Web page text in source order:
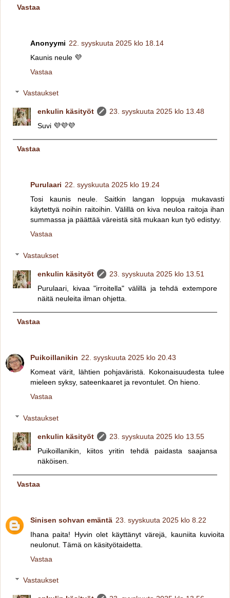
Vastaa
Anonyymi 22. syyskuuta 2025 klo 18.14
Kaunis neule 💜
Vastaa
Vastaukset
enkulin käsityöt
23. syyskuuta 2025 klo 13.48
Suvi 💜💜💜
Vastaa
Purulaari 22. syyskuuta 2025 klo 19.24
Tosi kaunis neule. Saitkin langan loppuja mukavasti
käytettyä noihin raitoihin. Välillä on kiva neuloa raitoja ihan
summassa ja päättää väreistä sitä mukaan kun työ edistyy.
Vastaa
Vastaukset
enkulin käsityöt
23. syyskuuta 2025 klo 13.51
Purulaari, kivaa "irroitella" välillä ja tehdä extempore
näitä neuleita ilman ohjetta.
Vastaa
Puikoillanikin 22. syyskuuta 2025 klo 20.43
Komeat värit, lähtien pohjaväristä. Kokonaisuudesta tulee
mieleen syksy, sateenkaaret ja revontulet. On hieno.
Vastaa
Vastaukset
enkulin käsityöt
23. syyskuuta 2025 klo 13.55
Puikoillanikin, kiitos yritin tehdä paidasta saajansa
näköisen.
Vastaa
Sinisen sohvan emäntä 23. syyskuuta 2025 klo 8.22
Ihana paita! Hyvin olet käyttänyt värejä, kauniita kuvioita
neulonut. Tämä on käsityötaidetta.
Vastaa
Vastaukset